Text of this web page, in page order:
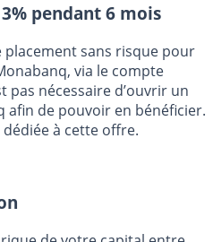
3% pendant 6 mois
sans risque pour
via le compte
nécessaire d’ouvrir un
à cette offre.